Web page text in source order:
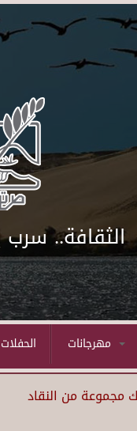
الثقافة..
الحفلات
مجموعة من النقاد